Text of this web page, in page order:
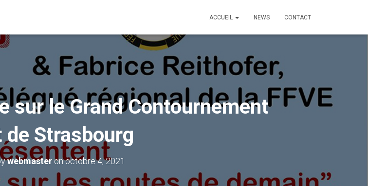
ACCUEIL NEWS CONTACT
sur le Grand Contournement
de Strasbourg
webmasteronoctobre 4, 2021